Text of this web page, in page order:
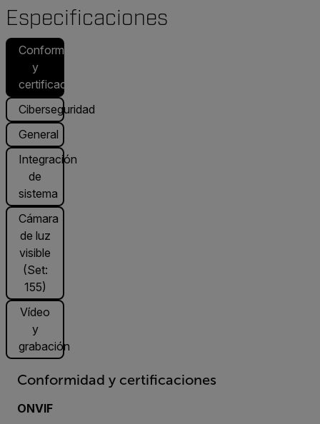
Especificaciones
Conformidad
y
certificaciones
Ciberseguridad
General
Integración
de
sistema
Cámara
de luz
visible
(Set:
155)
Vídeo
y
grabación
Conformidad y certificaciones
ONVIF